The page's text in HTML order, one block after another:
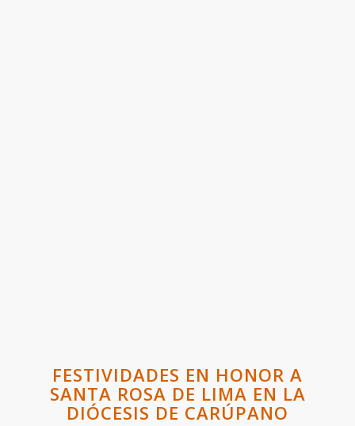
FESTIVIDADES EN HONOR A
SANTA ROSA DE LIMA EN LA
DIÓCESIS DE CARÚPANO